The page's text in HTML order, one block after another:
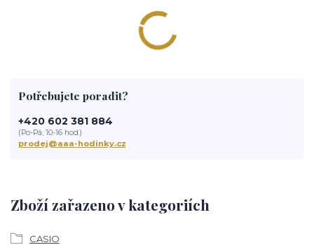
Zboží zařazeno v kategoriích
CASIO
Potřebujete poradit?
+420 602 381 884
(Po-Pá, 10-16 hod.)
prodej@aaa-hodinky.cz